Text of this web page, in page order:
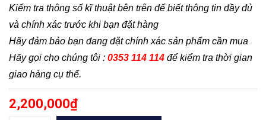
Kiểm tra thông số kĩ thuật bên trên để biết thông tin đầy đủ
và chính xác trước khi bạn đặt hàng
Hãy đảm bảo bạn đang đặt chính xác sản phẩm cần mua
Hãy gọi cho chúng tôi : 0353 114 114 để kiểm tra thời gian
giao hàng cụ thể.
2,200,000₫